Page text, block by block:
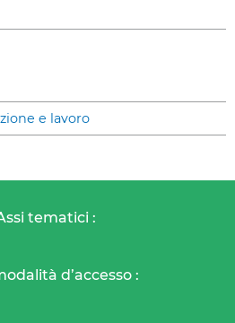
e lavoro
tematici :
d’accesso :